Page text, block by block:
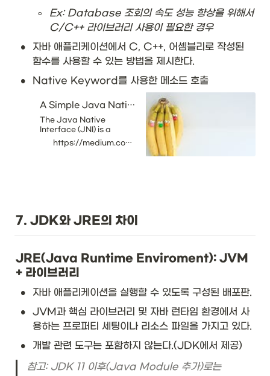
◦
Ex: Database 조회의 속도 성능 향상을 위해서
C/C++ 라이브러리 사용이 필요한 경우
•
자바 애플리케이션에서 C, C++, 어셈블리로 작성된
함수를 사용할 수 있는 방법을 제시한다.
• Native Keyword를 사용한 메소드 호출
A Simple Java Native Interface (JNI) example in Java and Scala
The Java Native
Interface (JNI) is a
framework that allows
your Java code to call
besides using JNI, do
that other thing.
https://medium.com/@bschlining/a-simple-java-native-interface-jni-example-in-java-and-scala-68fdafe76f5f
7. JDK와 JRE의 차이
JRE(Java Runtime Enviroment): JVM
+ 라이브러리
• 자바 애플리케이션을 실행할 수 있도록 구성된 배포판.
•
JVM과 핵심 라이브러리 및 자바 런타임 환경에서 사
•
개발 관련 도구는 포함하지 않는다.(JDK에서 제공)
참고: JDK 11 이후(Java Module 추가)로는